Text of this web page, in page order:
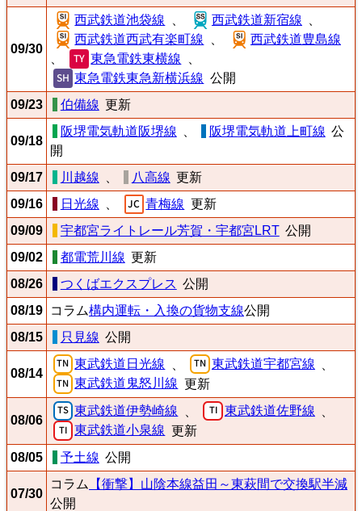
09/30
西武鉄道池袋線 西武鉄道新宿線
西武鉄道西武有楽町線
西武鉄道豊島線
東急電鉄東横線
東急電鉄東急新横浜線 公開
09/23
伯備線 更新
09/18
阪堺電気軌道阪堺線 阪堺電気軌道上町線 公
開
09/17
川越線 八高線 更新
09/16
日光線 青梅線 更新
09/09
宇都宮ライトレール芳賀・宇都宮LRT 公開
09/02
都電荒川線 更新
08/26
つくばエクスプレス 公開
08/19
コラム構内運転・入換の貨物支線公開
08/15
只見線 公開
08/14
東武鉄道日光線 東武鉄道宇都宮線
東武鉄道鬼怒川線 更新
08/06
東武鉄道伊勢崎線 東武鉄道佐野線
東武鉄道小泉線 更新
08/05
予土線 公開
07/30
コラム
【衝撃】山陰本線益田～東萩間で交換駅半減
公開